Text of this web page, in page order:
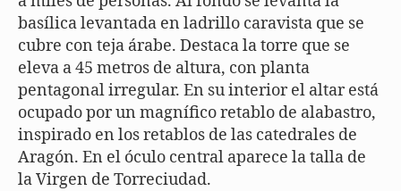
basílica levantada en ladrillo caravista que se
cubre con teja árabe. Destaca la torre que se
eleva a 45 metros de altura, con planta
pentagonal irregular. En su interior el altar está
ocupado por un magnífico retablo de alabastro,
inspirado en los retablos de las catedrales de
Aragón. En el óculo central aparece la talla de
la Virgen de Torreciudad.